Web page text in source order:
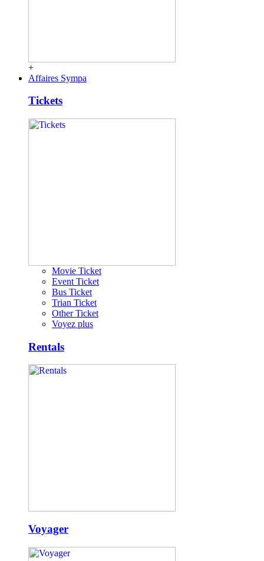
+
Affaires Sympa
Tickets
Movie Ticket
Event Ticket
Bus Ticket
Trian Ticket
Other Ticket
Voyez plus
Rentals
Voyager